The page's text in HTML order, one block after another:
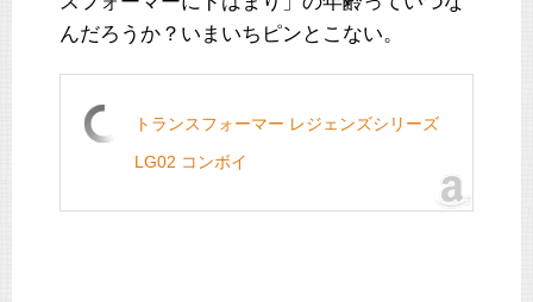
んだろうか？いまいちピンとこない。
トランスフォーマー レジェンズシリーズ
LG02 コンボイ